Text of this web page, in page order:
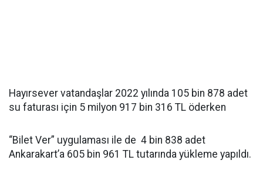
Hayırsever vatandaşlar 2022 yılında 105 bin 878 adet
su faturası için 5 milyon 917 bin 316 TL öderken
“Bilet Ver” uygulaması ile de 4 bin 838 adet
Ankarakart’a 605 bin 961 TL tutarında yükleme yapıldı.